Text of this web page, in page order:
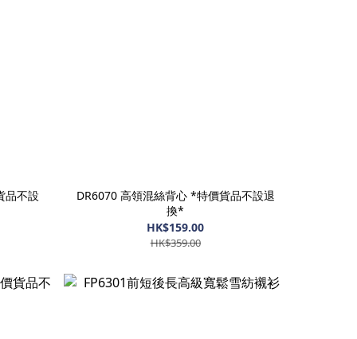
品不設
DR6070 高領混絲背心 *特價貨品不設退
換*
HK$159.00
HK$359.00